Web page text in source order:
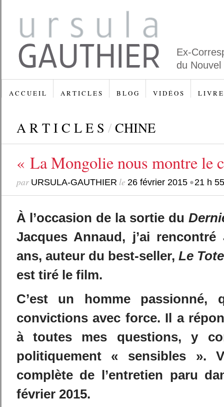
Ex-
du
A C C U E I L A R T I C L E S B L O G V I D É O S L I V R E
A R T I C L E S / CHINE
« La Mongolie nous montre le
par URSULA-GAUTHIER le 26 février 2015•21 h
À l’occasion de la sortie du
Jacques Annaud, j’ai
ans, auteur du best-seller, Le
est tiré le film.
C’est un homme passionné,
convictions avec force. Il a
à toutes mes questions, y
politiquement « sensibles ».
complète de l’entretien paru
février 2015.